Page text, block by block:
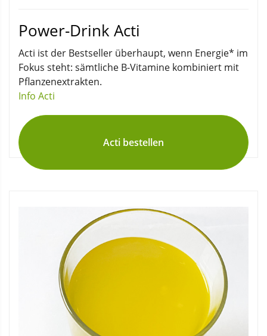
Power-Drink Acti
Acti ist der Bestseller überhaupt, wenn Energie* im
Fokus steht: sämtliche B-Vitamine kombiniert mit
Pflanzenextrakten.
Info Acti
Acti bestellen